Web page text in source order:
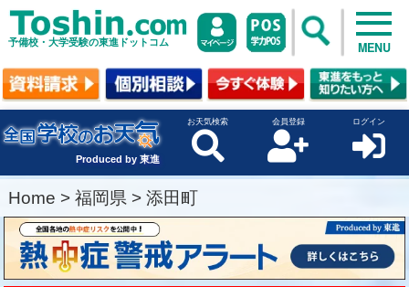
予備校・大学受験の東進ドットコム MENU
Produced by 東進
お天気検索 会員登録 ログイン
Home > 福岡県 > 添田町